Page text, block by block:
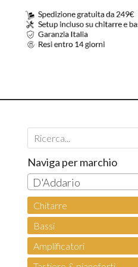
Naviga per marchio
D'Addario
Chitarre
Bassi
Amplificatori